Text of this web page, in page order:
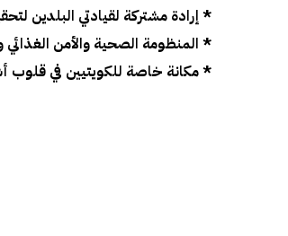
* إرادة مشتركة لقيادتي البلدين
* المنظومة الصحية والأمن الغذائي
* مكانة خاصة للكويتيين في قلوب